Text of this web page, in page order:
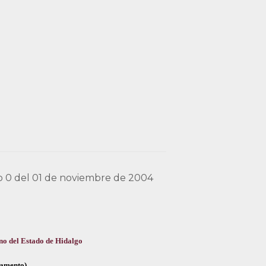
0 del 01 de noviembre de 2004
del Estado de Hidalgo